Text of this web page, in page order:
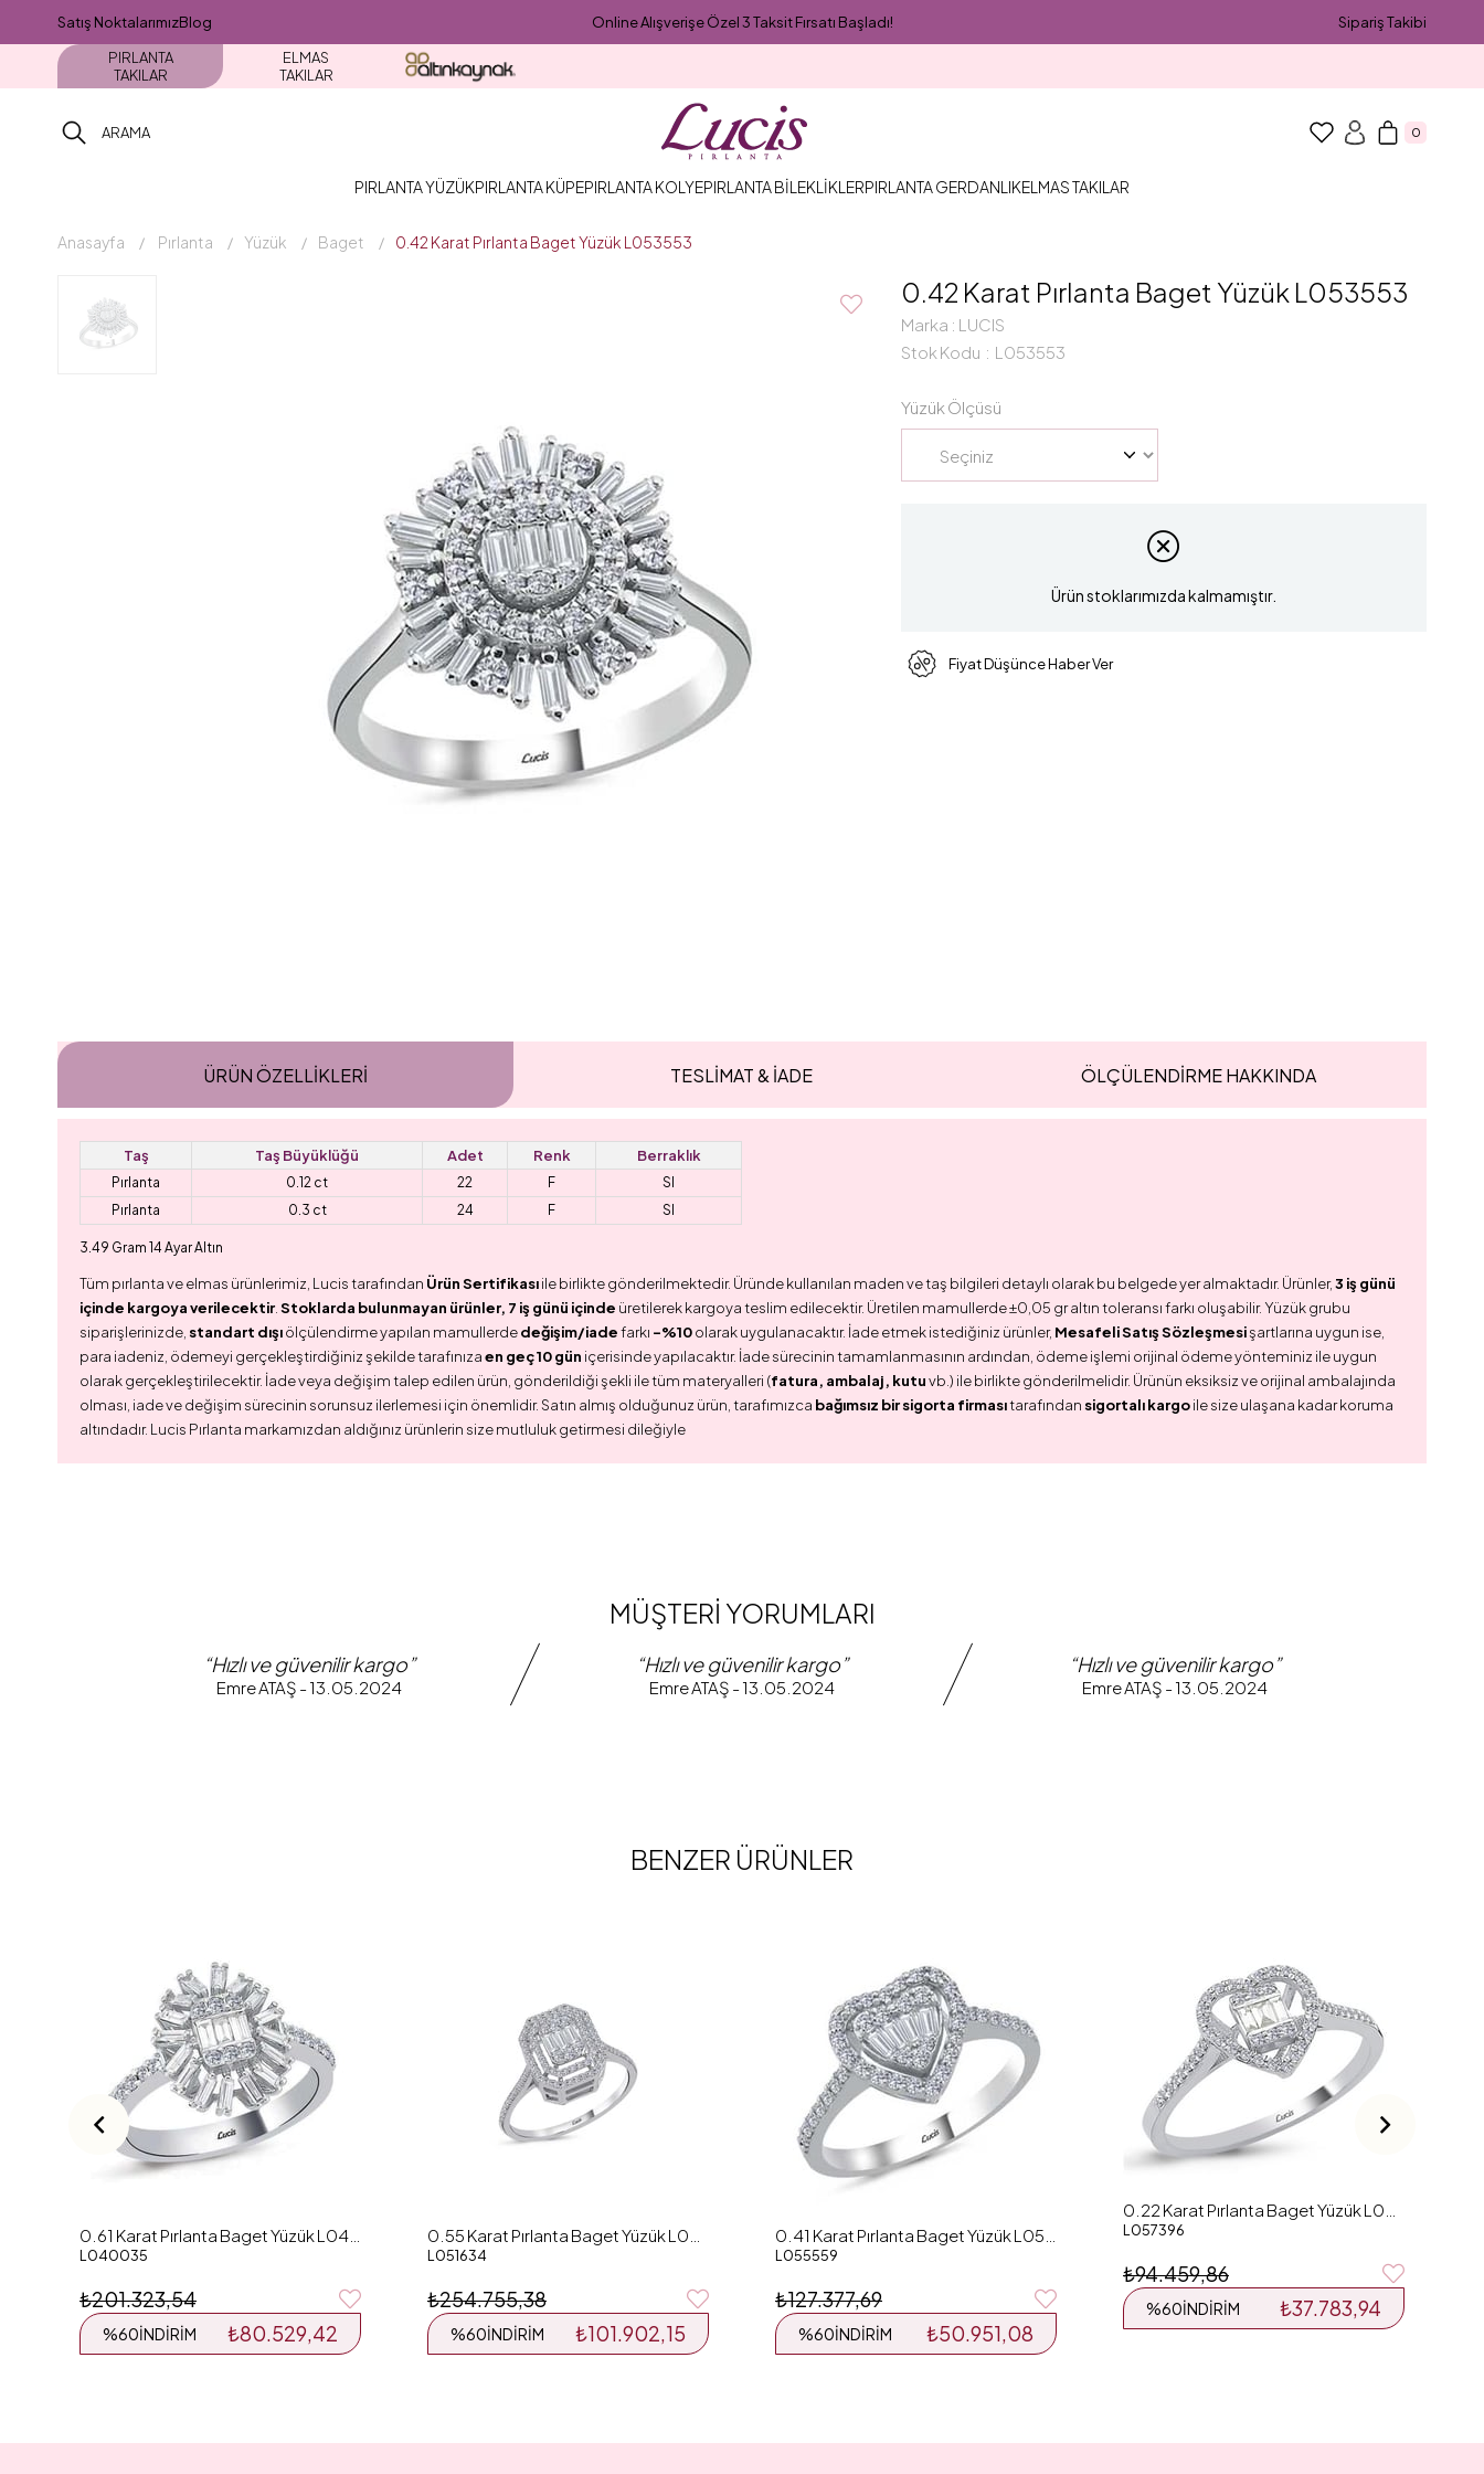
Satış NoktalarımızBlog Sipariş Takibi
Online Alışverişe Özel 3 Taksit Fırsatı Başladı!
PIRLANTA
TAKILAR
ELMAS
TAKILAR
0
PIRLANTA YÜZÜKPIRLANTA KÜPEPIRLANTA KOLYEPIRLANTA BİLEKLİKLERPIRLANTA GERDANLIKELMAS TAKILAR
Anasayfa Pırlanta Yüzük Baget 0.42 Karat Pırlanta Baget Yüzük L053553
0.42 Karat Pırlanta Baget Yüzük L053553
Marka : LUCIS
Stok Kodu
L053553
Yüzük Ölçüsü
Ürün stoklarımızda kalmamıştır.
Fiyat Düşünce Haber Ver
ÜRÜN ÖZELLIKLERI TESLİMAT & İADE ÖLÇÜLENDİRME HAKKINDA
Taş Taş Büyüklüğü Adet Renk Berraklık
Pırlanta 0.12 ct 22 F
SI
Pırlanta
0.3 ct 24 F SI
3.49 Gram 14 Ayar Altın
Tüm pırlanta ve elmas ürünlerimiz, Lucis tarafından Ürün Sertifikasıile birlikte gönderilmektedir. Üründe kullanılan maden ve taş bilgileri detaylı olarak bu belgede yer almaktadır. Ürünler,3 iş günü
içinde kargoya verilecektir. Stoklarda bulunmayan ürünler, 7 iş günü içinde üretilerek kargoya teslim edilecektir. Üretilen mamullerde ±0,05 gr altın toleransı farkı oluşabilir. Yüzük grubu
siparişlerinizde, standart dışıölçülendirme yapılan mamullerdedeğişim/iadefarkı -%10olarak uygulanacaktır. İade etmek istediğiniz ürünler, Mesafeli Satış Sözleşmesişartlarına uygun ise,
para iadeniz, ödemeyi gerçekleştirdiğiniz şekilde tarafınızaen geç 10 gün içerisinde yapılacaktır. İade sürecinin tamamlanmasının ardından, ödeme işlemi orijinal ödeme yönteminiz ile uygun
olarak gerçekleştirilecektir. İade veya değişim talep edilen ürün, gönderildiği şekli ile tüm materyalleri (fatura, ambalaj, kutuvb.) ile birlikte gönderilmelidir. Ürünün eksiksiz ve orijinal ambalajında
olması, iade ve değişim sürecinin sorunsuz ilerlemesi için önemlidir. Satın almış olduğunuz ürün, tarafımızca bağımsız bir sigorta firmasıtarafından sigortalı kargoile size ulaşana kadar koruma
altındadır. Lucis Pırlanta markamızdan aldığınız ürünlerin size mutluluk getirmesi dileğiyle
MÜŞTERİ YORUMLARI
“Hızlı ve güvenilir kargo”
Emre ATAŞ - 13.05.2024
“Hızlı ve güvenilir kargo”
Emre ATAŞ - 13.05.2024
“Hızlı ve güvenilir kargo”
Emre ATAŞ - 13.05.2024
BENZER ÜRÜNLER
L040035
₺80.529,42
%60İNDIRIM
₺201.323,54
L051634
₺101.902,15
%60İNDIRIM
₺254.755,38
L055559
₺50.951,08
%60İNDIRIM
₺127.377,69
L057396
₺37.783,94
%60İNDIRIM
₺94.459,86